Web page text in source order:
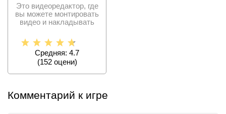
Это видеоредактор, где
вы можете монтировать
видео и накладывать
Средняя: 4.7
(152оцени)
Комментарий к игре